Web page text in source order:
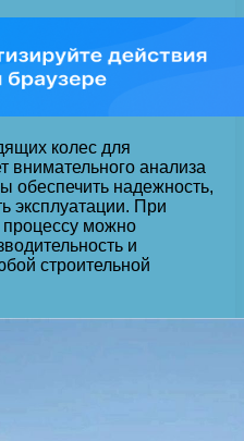
колес для
внимательного анализа
обеспечить надежность,
эксплуатации. При
процессу можно
и
строительной